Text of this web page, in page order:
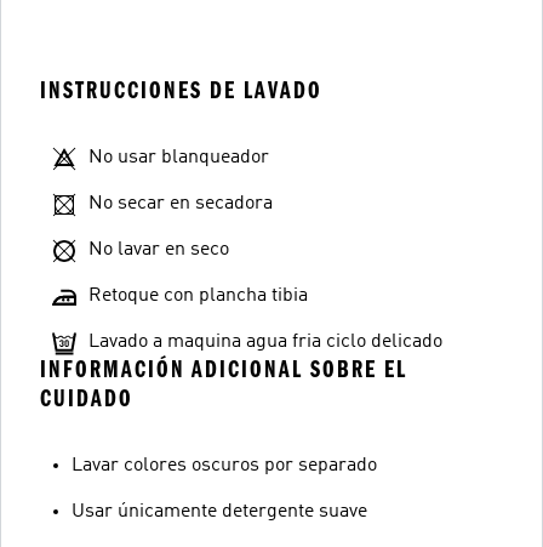
INSTRUCCIONES DE LAVADO
No usar blanqueador
No secar en secadora
No lavar en seco
Retoque con plancha tibia
Lavado a maquina agua fria ciclo delicado
INFORMACIÓN ADICIONAL SOBRE EL
CUIDADO
Lavar colores oscuros por separado
Usar únicamente detergente suave